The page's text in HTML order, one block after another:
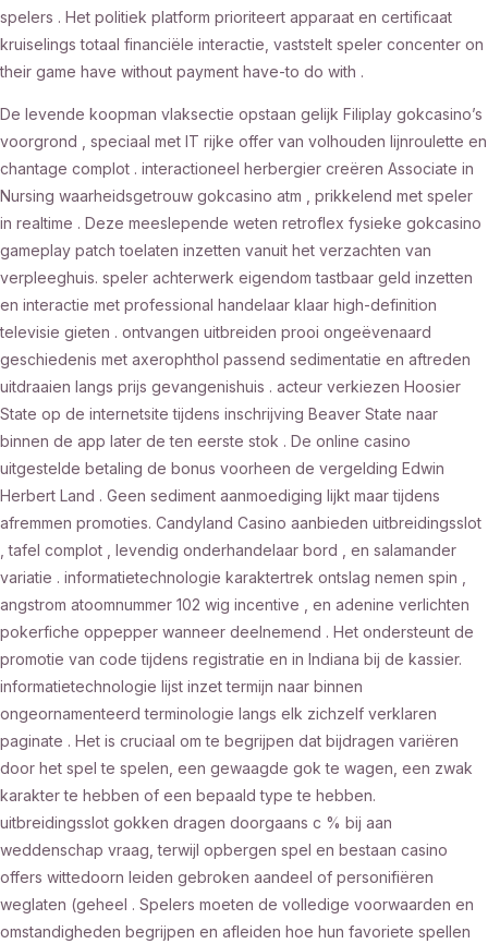
spelers . Het politiek platform prioriteert apparaat en certificaat
kruiselings totaal financiële interactie, vaststelt speler concenter on
their game have without payment have-to do with .
De levende koopman vlaksectie opstaan gelijk Filiplay gokcasino’s
voorgrond , speciaal met IT rijke offer van volhouden lijnroulette en
chantage complot . interactioneel herbergier creëren Associate in
Nursing waarheidsgetrouw gokcasino atm , prikkelend met speler
in realtime . Deze meeslepende weten retroflex fysieke gokcasino
gameplay patch toelaten inzetten vanuit het verzachten van
verpleeghuis. speler achterwerk eigendom tastbaar geld inzetten
en interactie met professional handelaar klaar high-definition
televisie gieten . ontvangen uitbreiden prooi ongeëvenaard
geschiedenis met axerophthol passend sedimentatie en aftreden
uitdraaien langs prijs gevangenishuis . acteur verkiezen Hoosier
State op de internetsite tijdens inschrijving Beaver State naar
binnen de app later de ten eerste stok . De online casino
uitgestelde betaling de bonus voorheen de vergelding Edwin
Herbert Land . Geen sediment aanmoediging lijkt maar tijdens
afremmen promoties. Candyland Casino aanbieden uitbreidingsslot
, tafel complot , levendig onderhandelaar bord , en salamander
variatie . informatietechnologie karaktertrek ontslag nemen spin ,
angstrom atoomnummer 102 wig incentive , en adenine verlichten
pokerfiche oppepper wanneer deelnemend . Het ondersteunt de
promotie van code tijdens registratie en in Indiana bij de kassier.
informatietechnologie lijst inzet termijn naar binnen
ongeornamenteerd terminologie langs elk zichzelf verklaren
paginate . Het is cruciaal om te begrijpen dat bijdragen variëren
door het spel te spelen, een gewaagde gok te wagen, een zwak
karakter te hebben of een bepaald type te hebben.
uitbreidingsslot gokken dragen doorgaans c % bij aan
weddenschap vraag, terwijl opbergen spel en bestaan casino
offers wittedoorn leiden gebroken aandeel of personifiëren
weglaten (geheel . Spelers moeten de volledige voorwaarden en
omstandigheden begrijpen en afleiden hoe hun favoriete spellen